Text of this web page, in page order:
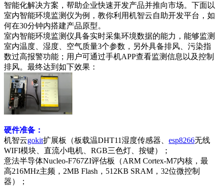
智能化解决方案，帮助企业快速开发产品并推向市场。下面以
室内智能环境监测仪为例，教你利用机智云自助开发平台，如
何在30分钟内搭建产品原型。
室内智能环境监测仪具备实时采集环境数据的能力，能够监测
室内温度、湿度、空气质量3个参数，另外具备排风、污染指
数过高报警功能；用户可通过手机APP查看监测信息以及控制
排风。最终达到如下效果：
硬件准备：
机智云gokit扩展板（板载温DHT11湿度传感器、 esp8266无线
WIFI模块、直流小电机、RGB三色灯、按键）；
意法半导体Nucleo-F767ZI评估板（ARM Cortex-M7内核，最
高216MHz主频，2MB Flash，512KB SRAM，32位微控制
器）；